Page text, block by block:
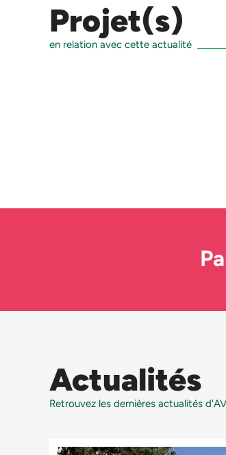
Projet(s)
en relation avec cette actualité
Actualités
Retrouvez les dernières actualités